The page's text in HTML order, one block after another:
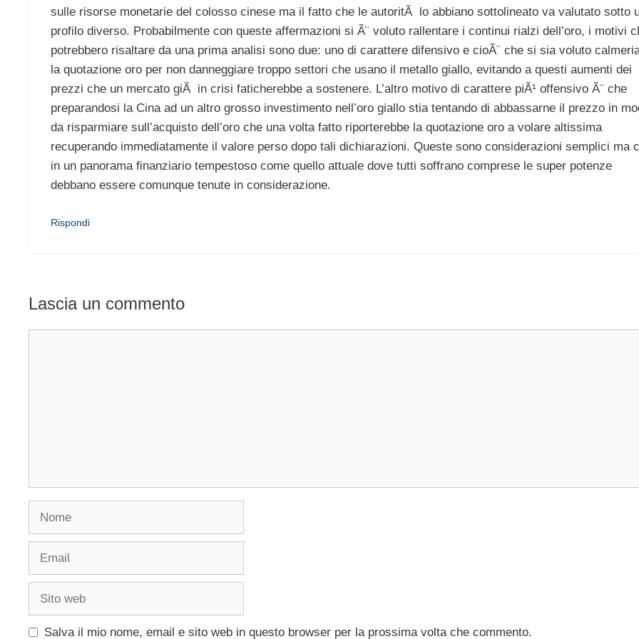
sulle risorse monetarie del colosso cinese ma il fatto che le autoritÃ lo abbiano sottolineato va valutato sotto
profilo diverso. Probabilmente con queste affermazioni si Ã¨ voluto rallentare i continui rialzi dell’oro, i motivi
potrebbero risaltare da una prima analisi sono due: uno di carattere difensivo e cioÃ¨ che si sia voluto
la quotazione oro per non danneggiare troppo settori che usano il metallo giallo, evitando a questi aumenti dei
prezzi che un mercato giÃ in crisi faticherebbe a sostenere. L’altro motivo di carattere piÃ¹ offensivo Ã¨ che
preparandosi la Cina ad un altro grosso investimento nell’oro giallo stia tentando di abbassarne il prezzo in
da risparmiare sull’acquisto dell’oro che una volta fatto riporterebbe la quotazione oro a volare altissima
recuperando immediatamente il valore perso dopo tali dichiarazioni. Queste sono considerazioni semplici ma
in un panorama finanziario tempestoso come quello attuale dove tutti soffrano comprese le super potenze
debbano essere comunque tenute in considerazione.
Rispondi
Lascia un commento
Salva il mio nome, email e sito web in questo browser per la prossima volta che commento.